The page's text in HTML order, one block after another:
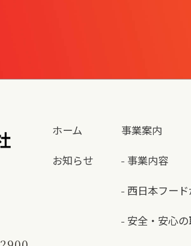
ホーム
お知らせ
事業案内
事業内容
西日本フー
安全・安心